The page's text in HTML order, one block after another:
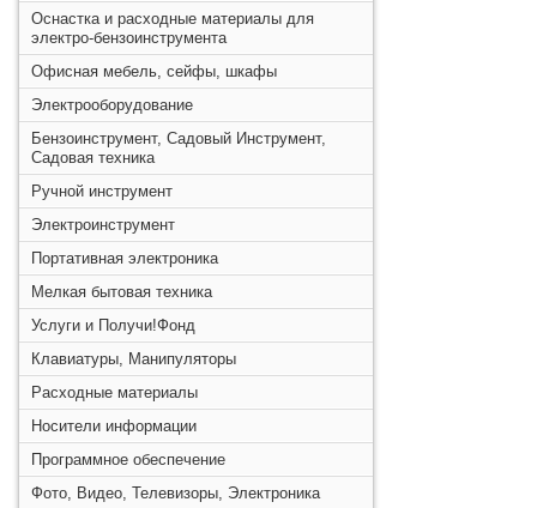
Оснастка и расходные материалы для
электро-бензоинструмента
Офисная мебель, сейфы, шкафы
Электрооборудование
Бензоинструмент, Садовый Инструмент,
Садовая техника
Ручной инструмент
Электроинструмент
Портативная электроника
Мелкая бытовая техника
Услуги и Получи!Фонд
Клавиатуры, Манипуляторы
Расходные материалы
Носители информации
Программное обеспечение
Фото, Видео, Телевизоры, Электроника